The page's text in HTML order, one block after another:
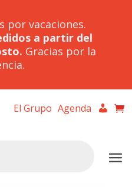
por vacaciones.
a partir del
Gracias por la
El Grupo Agenda